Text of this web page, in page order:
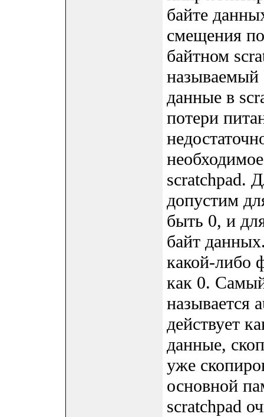
байте
смещения
байтном
называемый
данные в
потери
scratchpad.
допустим
быть 0, и
байт
какой-либо
как 0.
называется
действует
данные,
уже
основной
scratchpad